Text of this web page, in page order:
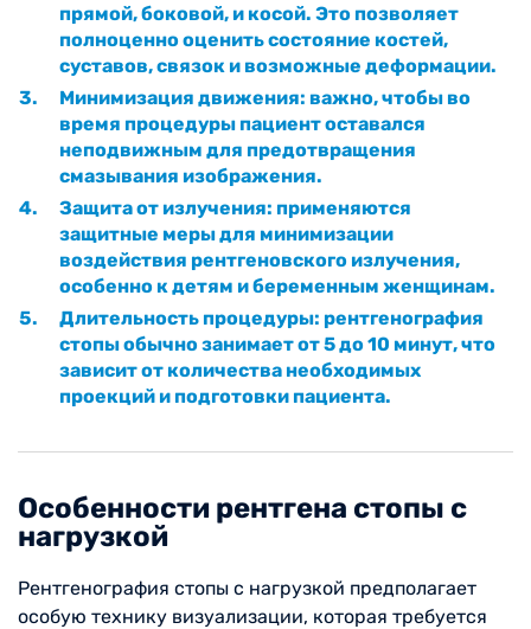
прямой, боковой, и косой. Это позволяет
полноценно оценить состояние костей,
суставов, связок и возможные деформации.
Минимизация движения: важно, чтобы во
время процедуры пациент оставался
неподвижным для предотвращения
смазывания изображения.
Защита от излучения: применяются
защитные меры для минимизации
воздействия рентгеновского излучения,
особенно к детям и беременным женщинам.
Длительность процедуры: рентгенография
стопы обычно занимает от 5 до 10 минут, что
зависит от количества необходимых
проекций и подготовки пациента.
Особенности рентгена стопы с
нагрузкой
Рентгенография стопы с нагрузкой предполагает
особую технику визуализации, которая требуется